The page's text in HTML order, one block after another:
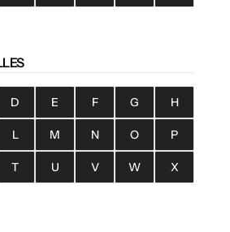
D E F G H
L M N O P
T U V W X